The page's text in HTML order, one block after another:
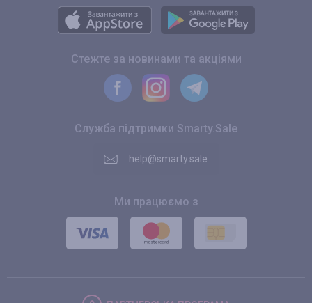
Стежте за новинами та акціями
Служба підтримки Smarty.Sale
help@smarty.sale
Ми працюємо з